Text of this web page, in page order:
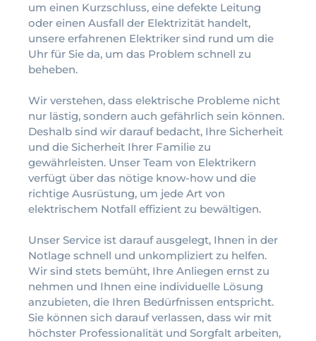
um einen Kurzschluss, eine defekte Leitung
oder einen Ausfall der Elektrizität handelt,
unsere erfahrenen Elektriker sind rund um die
Uhr für Sie da, um das Problem schnell zu
beheben.
Wir verstehen, dass elektrische Probleme nicht
nur lästig, sondern auch gefährlich sein können.
Deshalb sind wir darauf bedacht, Ihre Sicherheit
und die Sicherheit Ihrer Familie zu
gewährleisten. Unser Team von Elektrikern
verfügt über das nötige know-how und die
richtige Ausrüstung, um jede Art von
elektrischem Notfall effizient zu bewältigen.
Unser Service ist darauf ausgelegt, Ihnen in der
Notlage schnell und unkompliziert zu helfen.
Wir sind stets bemüht, Ihre Anliegen ernst zu
nehmen und Ihnen eine individuelle Lösung
anzubieten, die Ihren Bedürfnissen entspricht.
Sie können sich darauf verlassen, dass wir mit
höchster Professionalität und Sorgfalt arbeiten,